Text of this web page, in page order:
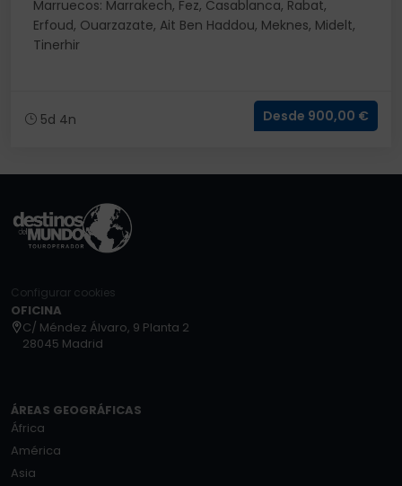
Marruecos: Marrakech, Fez, Casablanca, Rabat,
Erfoud, Ouarzazate, Ait Ben Haddou, Meknes, Midelt,
Tinerhir
5d 4n Desde 900,00 €
Configurar cookies
OFICINA
C/ Méndez Álvaro, 9 Planta 2
28045 Madrid
ÁREAS GEOGRÁFICAS
África
América
Asia